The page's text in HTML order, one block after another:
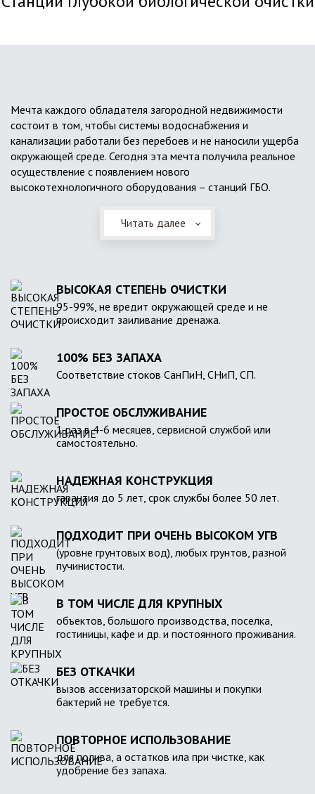
Мечта каждого обладателя загородной недвижимости
состоит в том, чтобы системы водоснабжения и
канализации работали без перебоев и не наносили ущерба
окружающей среде. Сегодня эта мечта получила реальное
осуществление с появлением нового
высокотехнологичного оборудования – станций ГБО.
Читать далее
ВЫСОКАЯ СТЕПЕНЬ ОЧИСТКИ
95-99%, не вредит окружающей среде и не
происходит заиливание дренажа.
100% БЕЗ ЗАПАХА
Соответствие стоков СанПиН, СНиП, СП.
ПРОСТОЕ ОБСЛУЖИВАНИЕ
1 раз в 4-6 месяцев, сервисной службой или
самостоятельно.
НАДЕЖНАЯ КОНСТРУКЦИЯ
гарантия до 5 лет, срок службы более 50 лет.
ПОДХОДИТ ПРИ ОЧЕНЬ ВЫСОКОМ УГВ
(уровне грунтовых вод), любых грунтов, разной
пучинистости.
В ТОМ ЧИСЛЕ ДЛЯ КРУПНЫХ
объектов, большого производства, поселка,
гостиницы, кафе и др. и постоянного проживания.
БЕЗ ОТКАЧКИ
вызов ассенизаторской машины и покупки
бактерий не требуется.
ПОВТОРНОЕ ИСПОЛЬЗОВАНИЕ
для полива, а остатков ила при чистке, как
удобрение без запаха.